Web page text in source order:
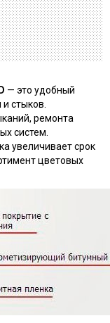
— это удобный
стыков.
ремонта
систем.
увеличивает срок
цветовых